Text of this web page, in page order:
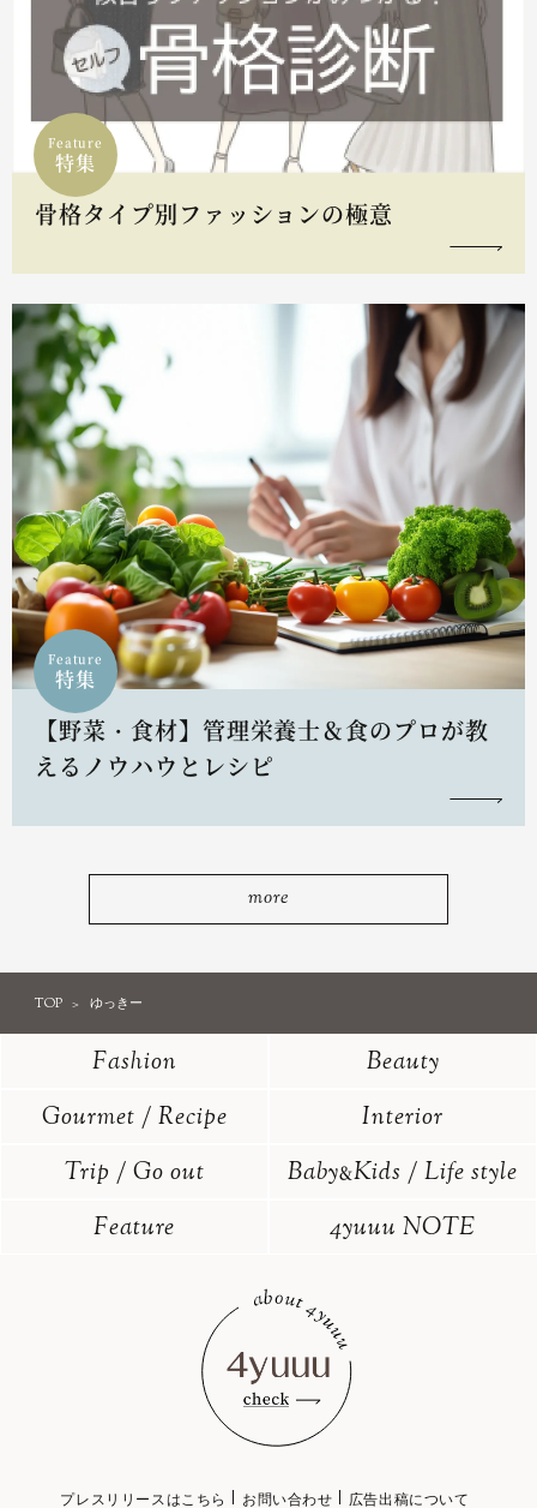
Feature
特集
骨格タイプ別ファッションの極意
Feature
特集
【野菜・食材】管理栄養士＆食のプロが教
えるノウハウとレシピ
more
TOP ゆっきー
Fashion
Beauty
Gourmet / Recipe
Interior
Trip / Go out
Baby&Kids / Life style
Feature
4yuuu NOTE
プレスリリースはこちら お問い合わせ 広告出稿について